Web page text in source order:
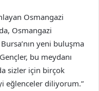
Osmangazi
Osmangazi
yeni buluşma
bu meydanı
sizler için birçok
eğlenceler diliyorum.”